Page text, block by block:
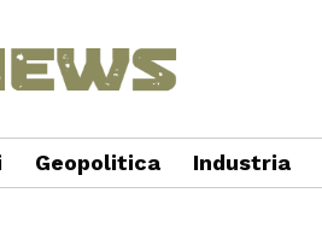
Geopolitica Industria